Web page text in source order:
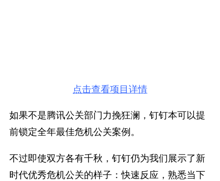
点击查看项目详情
如果不是腾讯公关部门力挽狂澜，钉钉本可以提
前锁定全年最佳危机公关案例。
不过即使双方各有千秋，钉钉仍为我们展示了新
时代优秀危机公关的样子：快速反应，熟悉当下